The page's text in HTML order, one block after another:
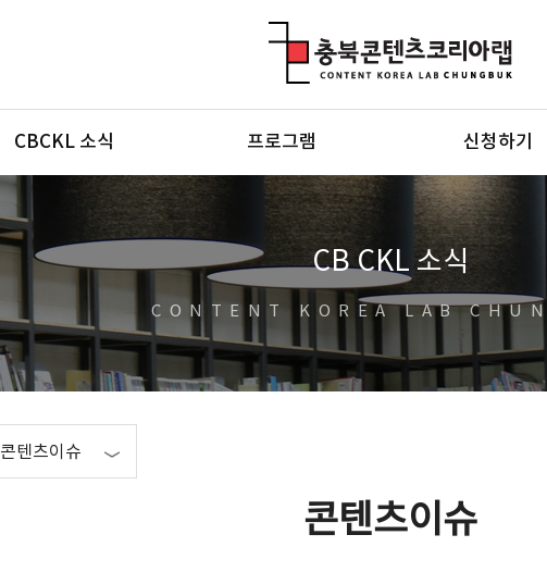
CBCKL 소식 프로그램 신청하기
CB CKL 소식
CONTENT KOREA LAB
콘텐츠이슈
콘텐츠이슈